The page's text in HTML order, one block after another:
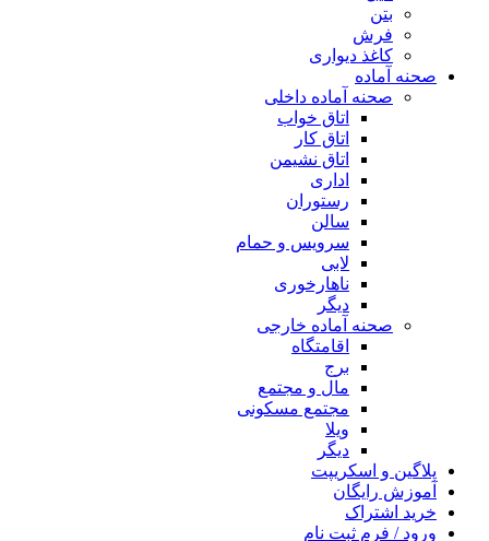
بتن
فرش
کاغذ دیواری
صحنه آماده
صحنه آماده داخلی
اتاق خواب
اتاق کار
اتاق نشیمن
اداری
رستوران
سالن
سرویس و حمام
لابی
ناهارخوری
دیگر
صحنه آماده خارجی
اقامتگاه
برج
مال و مجتمع
مجتمع مسکونی
ویلا
دیگر
پلاگین و اسکریپت
آموزش رایگان
خرید اشتراک
ورود / فرم ثبت نام